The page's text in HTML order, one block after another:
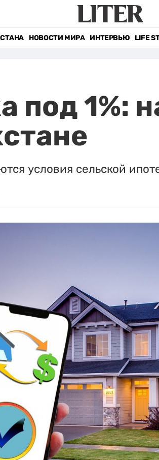
НОВОСТИ МИРА ИНТЕРВЬЮ LIFE
под 1%:
условия сельской